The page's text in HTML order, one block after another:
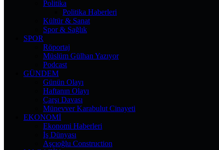
Politika
Politika Haberleri
Kültür & Sanat
Spor & Sağlık
SPOR
Röportaj
Müslüm Gülhan Yazıyor
Podcast
GÜNDEM
Günün Olayı
Haftanın Olayı
Çarşı Davası
Münevver Karabulut Cinayeti
EKONOMI
Ekonomi Haberleri
İş Dünyası
Aşçıoğlu Construction